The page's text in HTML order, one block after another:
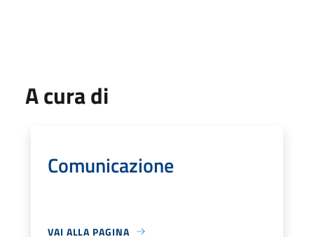
A cura di
Comunicazione
VAI ALLA PAGINA